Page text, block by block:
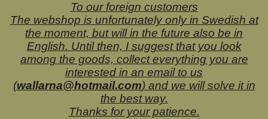
To our foreign customers
The webshop is unfortunately only in Swedish at
the moment, but will in the future also be in
English. Until then, I suggest that you look
among the goods, collect everything you are
interested in an email to us
(wallarna@hotmail.com) and we will solve it in
the best way.
Thanks for your patience.